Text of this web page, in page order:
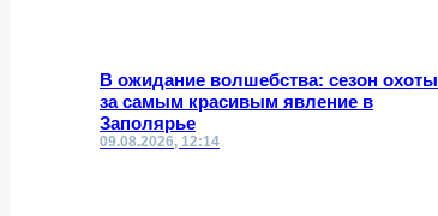
В ожидание волшебства: сезон охоты
за самым красивым явление в
Заполярье
09.08.2026, 12:14